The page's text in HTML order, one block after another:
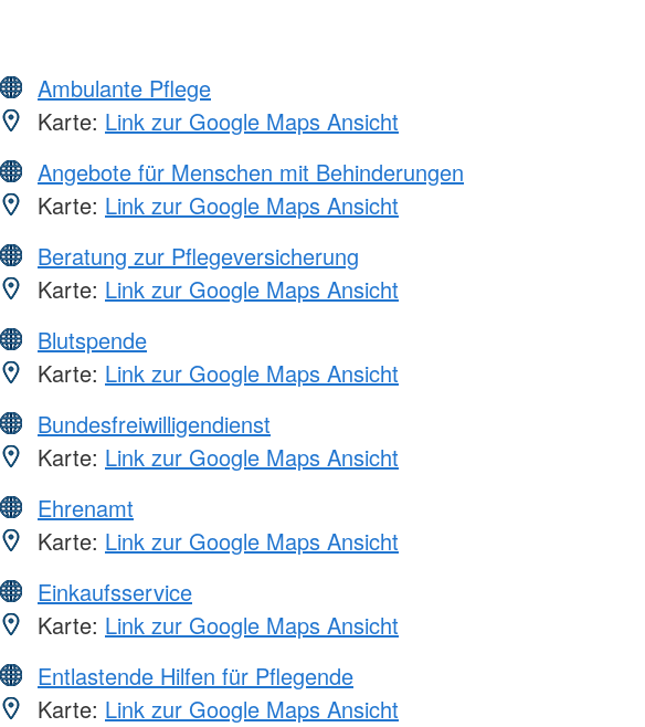
Ambulante Pflege
Karte: Link zur Google Maps Ansicht
Angebote für Menschen mit Behinderungen
Karte: Link zur Google Maps Ansicht
Beratung zur Pflegeversicherung
Karte: Link zur Google Maps Ansicht
Blutspende
Karte: Link zur Google Maps Ansicht
Bundesfreiwilligendienst
Karte: Link zur Google Maps Ansicht
Ehrenamt
Karte: Link zur Google Maps Ansicht
Einkaufsservice
Karte: Link zur Google Maps Ansicht
Entlastende Hilfen für Pflegende
Karte: Link zur Google Maps Ansicht